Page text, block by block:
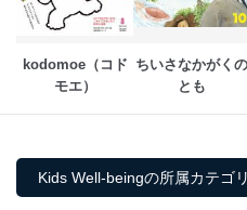
送信する場合に、当
設定しています。
個人情報保護マネジメントシ
苦情及び相談受付け窓口
kodomoe（コド
モエ）
ちいさなかがくの
とも
Kids Well-beingの所属カテゴ